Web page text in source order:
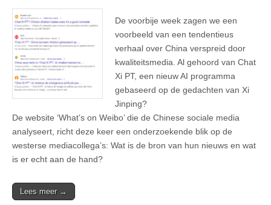
De voorbije week zagen we een
voorbeeld van een tendentieus
verhaal over China verspreid door
kwaliteitsmedia. Al gehoord van Chat
Xi PT, een nieuw AI programma
gebaseerd op de gedachten van Xi
Jinping?
De website ‘What’s on Weibo’ die de Chinese sociale media
analyseert, richt deze keer een onderzoekende blik op de
westerse mediacollega’s: Wat is de bron van hun nieuws en wat
is er echt aan de hand?
Lees meer →